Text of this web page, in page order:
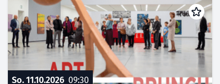
So. 11.10.2026 09:30